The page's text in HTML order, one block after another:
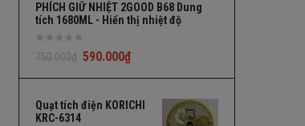
PHÍCH GIỮ NHIỆT 2GOOD B68 Dung
tích 1680ML - Hiển thị nhiệt độ
750.000₫ 590.000₫
Quạt tích điện KORICHI
KRC-6314